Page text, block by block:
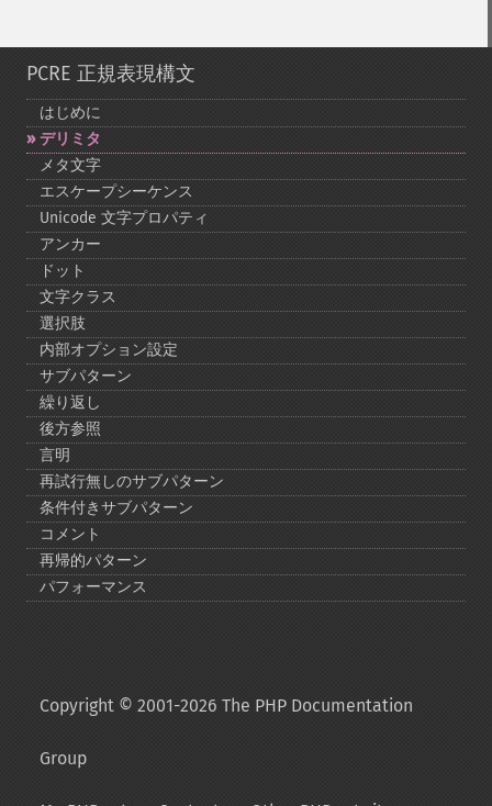
PCRE 正規表現構文
はじめに
デリミタ
メタ文字
エスケープシーケンス
Unicode 文字プロパティ
アンカー
ドット
文字クラス
選択肢
内部オプション設定
サブパターン
繰り返し
後方参照
言明
再試行無しのサブパターン
条件付きサブパターン
コメント
再帰的パターン
パフォーマンス
Copyright © 2001-2026 The PHP Documentation
Group